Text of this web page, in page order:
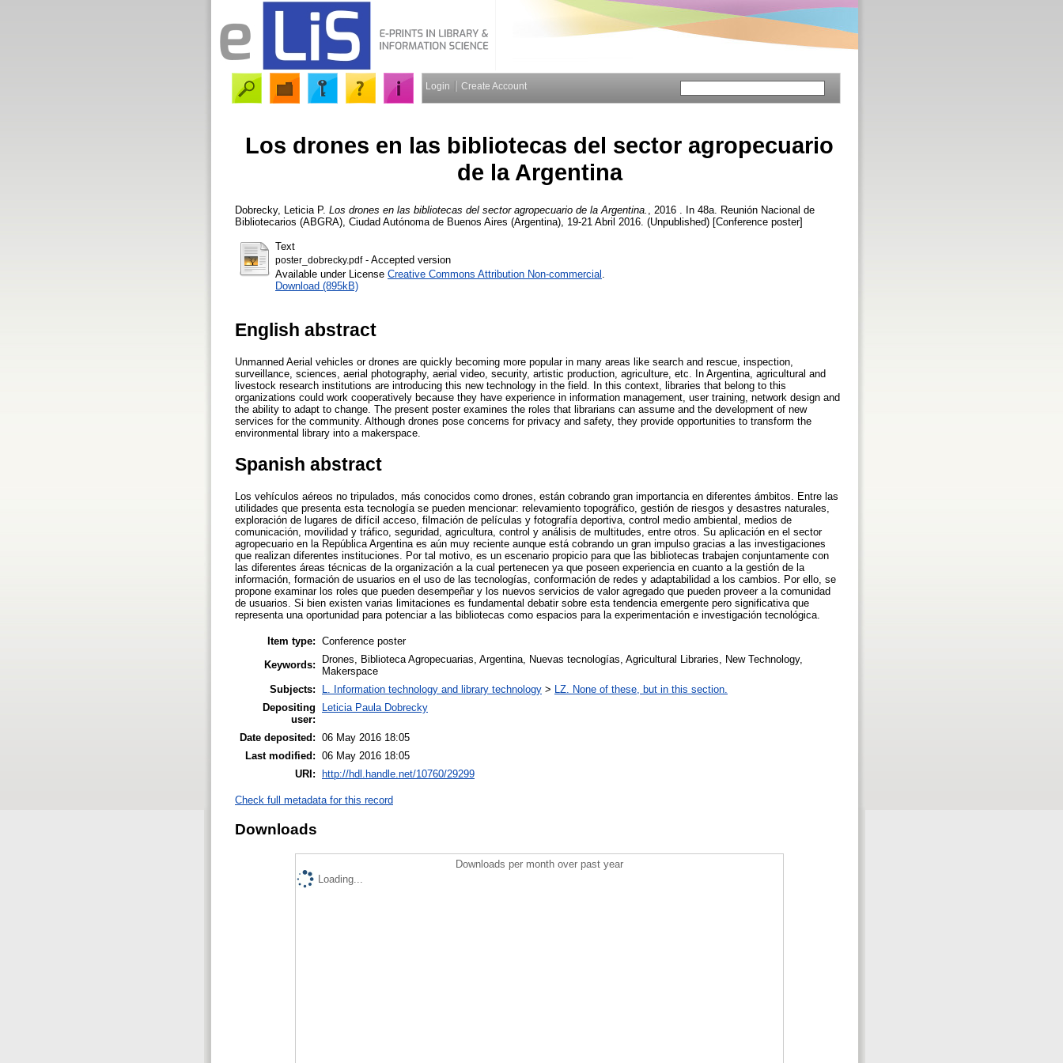
Login Create Account
Los drones en las bibliotecas del sector agropecuario
de la Argentina
Dobrecky, Leticia P. Los drones en las bibliotecas del sector agropecuario de la Argentina.
, 2016 . In 48a. Reunión Nacional de
Bibliotecarios (ABGRA), Ciudad Autónoma de Buenos Aires (Argentina), 19-21 Abril 2016. (Unpublished) [Conference poster]
Text
poster_dobrecky.pdf- Accepted version
Available under License Creative Commons Attribution Non-commercial
Download (895kB)
English abstract
Unmanned Aerial vehicles or drones are quickly becoming more popular in many areas like search and rescue, inspection,
surveillance, sciences, aerial photography, aerial video, security, artistic production, agriculture, etc. In Argentina, agricultural and
livestock research institutions are introducing this new technology in the field. In this context, libraries that belong to this
organizations could work cooperatively because they have experience in information management, user training, network design and
the ability to adapt to change. The present poster examines the roles that librarians can assume and the development of new
services for the community. Although drones pose concerns for privacy and safety, they provide opportunities to transform the
environmental library into a makerspace.
Spanish abstract
Los vehículos aéreos no tripulados, más conocidos como drones, están cobrando gran importancia en diferentes ámbitos. Entre las
utilidades que presenta esta tecnología se pueden mencionar: relevamiento topográfico, gestión de riesgos y desastres naturales,
exploración de lugares de difícil acceso, filmación de películas y fotografía deportiva, control medio ambiental, medios de
comunicación, movilidad y tráfico, seguridad, agricultura, control y análisis de multitudes, entre otros. Su aplicación en el sector
agropecuario en la República Argentina es aún muy reciente aunque está cobrando un gran impulso gracias a las investigaciones
que realizan diferentes instituciones. Por tal motivo, es un escenario propicio para que las bibliotecas trabajen conjuntamente con
las diferentes áreas técnicas de la organización a la cual pertenecen ya que poseen experiencia en cuanto a la gestión de la
información, formación de usuarios en el uso de las tecnologías, conformación de redes y adaptabilidad a los cambios. Por ello, se
propone examinar los roles que pueden desempeñar y los nuevos servicios de valor agregado que pueden proveer a la comunidad
de usuarios. Si bien existen varias limitaciones es fundamental debatir sobre esta tendencia emergente pero significativa que
representa una oportunidad para potenciar a las bibliotecas como espacios para la experimentación e investigación tecnológica.
Item type: Conference poster
Keywords:
Drones, Biblioteca Agropecuarias, Argentina, Nuevas tecnologías, Agricultural Libraries, New Technology,
Makerspace
Subjects:
L. Information technology and library technology >
LZ. None of these, but in this section.
Depositing
user:
Leticia Paula Dobrecky
Date deposited: 06 May 2016 18:05
Last modified: 06 May 2016 18:05
URI:
http://hdl.handle.net/10760/29299
Check full metadata for this record
Downloads
Downloads per month over past year
Loading...